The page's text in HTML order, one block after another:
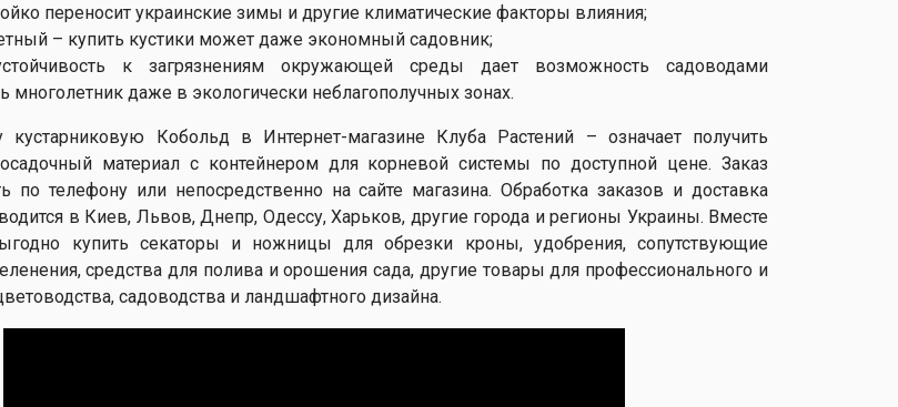
переносит украинские зимы и другие климатические факторы влияния;
– купить кустики может даже экономный садовник;
к загрязнениям окружающей среды дает возможность садоводами
многолетник даже в экологически неблагополучных зонах.
кустарниковую Кобольд в Интернет-магазине Клуба Растений – означает получить
материал с контейнером для корневой системы по доступной цене. Заказ
телефону или непосредственно на сайте магазина. Обработка заказов и доставка
в Киев, Львов, Днепр, Одессу, Харьков, другие города и регионы Украины. Вместе
купить секаторы и ножницы для обрезки кроны, удобрения, сопутствующие
средства для полива и орошения сада, другие товары для профессионального и
садоводства и ландшафтного дизайна.